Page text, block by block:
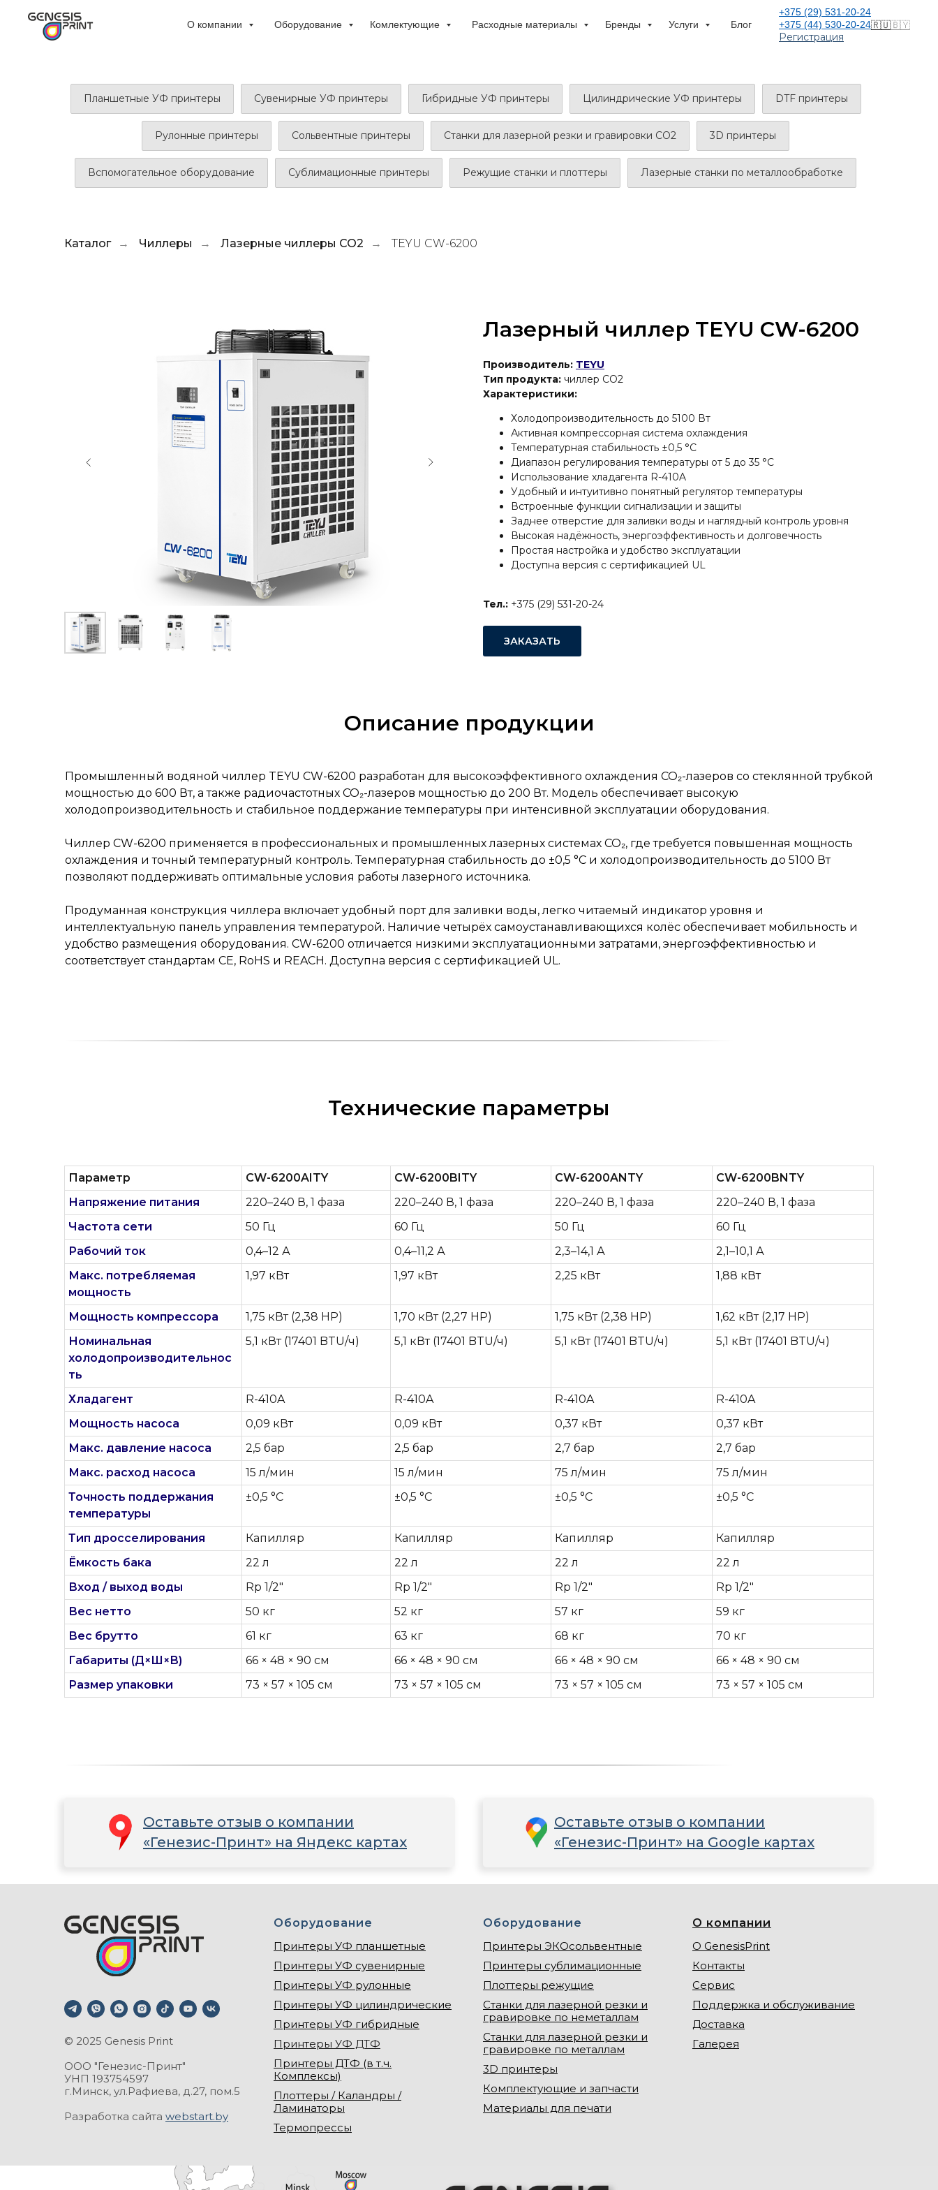
О компании Оборудование Комлектующие Расходные материалы Бренды Услуги Блог
+375 (29) 531-20-24
+375 (44) 530-20-24
Регистрация
🇷🇺🇧🇾
Планшетные УФ принтеры Сувенирные УФ принтеры Гибридные УФ принтеры Цилиндрические УФ принтеры DTF принтеры
Рулонные принтеры Сольвентные принтеры Станки для лазерной резки и гравировки CO2 3D принтеры
Вспомогательное оборудование Сублимационные принтеры Режущие станки и плоттеры Лазерные станки по металлообработке
Каталог → Чиллеры → Лазерные чиллеры СО2 → TEYU CW-6200
Лазерный чиллер TEYU CW-6200
Производитель: TEYU
Тип продукта: чиллер СО2
Характеристики:
Холодопроизводительность до 5100 Вт
Активная компрессорная система охлаждения
Температурная стабильность ±0,5 °C
Диапазон регулирования температуры от 5 до 35 °C
Использование хладагента R-410A
Удобный и интуитивно понятный регулятор температуры
Встроенные функции сигнализации и защиты
Заднее отверстие для заливки воды и наглядный контроль уровня
Высокая надёжность, энергоэффективность и долговечность
Простая настройка и удобство эксплуатации
Доступна версия с сертификацией UL
Тел.: +375 (29) 531-20-24
ЗАКАЗАТЬ
Описание продукции
Промышленный водяной чиллер TEYU CW-6200 разработан для высокоэффективного охлаждения CO₂-лазеров со стеклянной трубкой
мощностью до 600 Вт, а также радиочастотных CO₂-лазеров мощностью до 200 Вт. Модель обеспечивает высокую
холодопроизводительность и стабильное поддержание температуры при интенсивной эксплуатации оборудования.
Чиллер CW-6200 применяется в профессиональных и промышленных лазерных системах CO₂, где требуется повышенная мощность
охлаждения и точный температурный контроль. Температурная стабильность до ±0,5 °C и холодопроизводительность до 5100 Вт
позволяют поддерживать оптимальные условия работы лазерного источника.
Продуманная конструкция чиллера включает удобный порт для заливки воды, легко читаемый индикатор уровня и
интеллектуальную панель управления температурой. Наличие четырёх самоустанавливающихся колёс обеспечивает мобильность и
удобство размещения оборудования. CW-6200 отличается низкими эксплуатационными затратами, энергоэффективностью и
соответствует стандартам CE, RoHS и REACH. Доступна версия с сертификацией UL.
Технические параметры
Параметр CW-6200AITY CW-6200BITY CW-6200ANTY
CW-6200BNTY
Напряжение питания
220–240 В, 1 фаза 220–240 В, 1 фаза 220–240 В, 1 фаза
220–240 В, 1 фаза
Частота сети
50 Гц 60 Гц 50 Гц
60 Гц
Рабочий ток
0,4–12 А 0,4–11,2 А 2,3–14,1 А
2,1–10,1 А
Макс. потребляемая
мощность
1,97 кВт 1,97 кВт 2,25 кВт 1,88 кВт
Мощность компрессора 1,75 кВт (2,38 HP) 1,70 кВт (2,27 HP) 1,75 кВт (2,38 HP)
1,62 кВт (2,17 HP)
Номинальная
холодопроизводительнос
ть
5,1 кВт (17401 BTU/ч) 5,1 кВт (17401 BTU/ч) 5,1 кВт (17401 BTU/ч) 5,1 кВт (17401 BTU/ч)
Хладагент R-410A R-410A R-410A
R-410A
Мощность насоса
0,09 кВт 0,09 кВт 0,37 кВт
0,37 кВт
Макс. давление насоса
2,5 бар 2,5 бар 2,7 бар
2,7 бар
Макс. расход насоса
15 л/мин 15 л/мин 75 л/мин
75 л/мин
Точность поддержания
температуры
±0,5 °C ±0,5 °C ±0,5 °C ±0,5 °C
Тип дросселирования Капилляр Капилляр Капилляр
Капилляр
Ёмкость бака
22 л 22 л 22 л
22 л
Вход / выход воды
Rp 1/2" Rp 1/2" Rp 1/2"
Rp 1/2"
Вес нетто
50 кг 52 кг 57 кг
59 кг
Вес брутто
61 кг 63 кг 68 кг
70 кг
Габариты (Д×Ш×В)
66 × 48 × 90 см 66 × 48 × 90 см 66 × 48 × 90 см
66 × 48 × 90 см
Размер упаковки
73 × 57 × 105 см 73 × 57 × 105 см 73 × 57 × 105 см 73 × 57 × 105 см
Оставьте отзыв о компании
«Генезис-Принт» на Google картах
Оставьте отзыв о компании
«Генезис-Принт» на Яндекс картах
© 2025 Genesis Print
ООО "Генезис-Принт"
УНП 193754597
г.Минск, ул.Рафиева, д.27, пом.5
Разработка сайта webstart.by
Оборудование
Принтеры УФ планшетные
Принтеры УФ сувенирные
Принтеры УФ рулонные
Принтеры УФ цилиндрические
Принтеры УФ гибридные
Принтеры УФ ДТФ
Принтеры ДТФ (в т.ч.
Комплексы)
Плоттеры / Каландры /
Ламинаторы
Термопрессы
Оборудование
Принтеры ЭКОсольвентные
Принтеры сублимационные
Плоттеры режущие
Станки для лазерной резки и
гравировке по неметаллам
Станки для лазерной резки и
гравировке по металлам
3D принтеры
Комплектующие и запчасти
Материалы для печати
О компании
О GenesisPrint
Контакты
Сервис
Поддержка и обслуживание
Доставка
Галерея